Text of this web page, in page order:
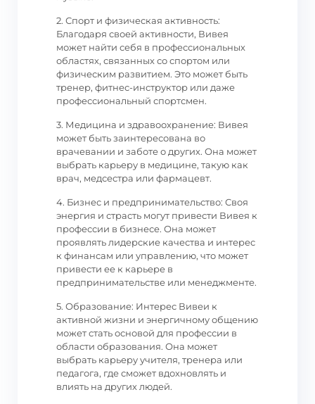
2. Спорт и физическая активность:
Благодаря своей активности, Вивея
может найти себя в профессиональных
областях, связанных со спортом или
физическим развитием. Это может быть
тренер, фитнес-инструктор или даже
профессиональный спортсмен.
3. Медицина и здравоохранение: Вивея
может быть заинтересована во
врачевании и заботе о других. Она может
выбрать карьеру в медицине, такую как
врач, медсестра или фармацевт.
4. Бизнес и предпринимательство: Своя
энергия и страсть могут привести Вивея к
профессии в бизнесе. Она может
проявлять лидерские качества и интерес
к финансам или управлению, что может
привести ее к карьере в
предпринимательстве или менеджменте.
5. Образование: Интерес Вивеи к
активной жизни и энергичному общению
может стать основой для профессии в
области образования. Она может
выбрать карьеру учителя, тренера или
педагога, где сможет вдохновлять и
влиять на других людей.